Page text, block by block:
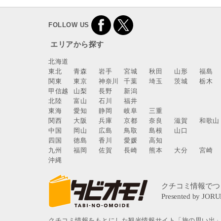
FOLLOW US
エリアから探す
北海道
東北
青森 岩手 宮城 秋田 山形
福島
関東
東京 神奈川 千葉 埼玉 茨城 栃木
甲信越
山梨 長野
新潟
北陸
富山 石川
福井
東海
愛知 静岡 岐阜
三重
関西
大阪 兵庫 京都 奈良 滋賀
和歌山
中国
岡山 広島 鳥取 島根
山口
四国
徳島 香川 愛媛
高知
九州
福岡 佐賀 長崎 熊本 大分 宮崎
沖縄